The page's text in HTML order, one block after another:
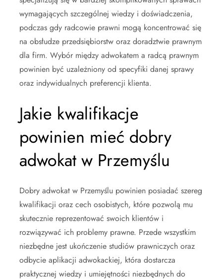
wymagających szczególnej wiedzy i doświadczenia,
podczas gdy radcowie prawni mogą koncentrować się
na obsłudze przedsiębiorstw oraz doradztwie prawnym
dla firm. Wybór między adwokatem a radcą prawnym
powinien być uzależniony od specyfiki danej sprawy
oraz indywidualnych preferencji klienta.
Jakie kwalifikacje
powinien mieć dobry
adwokat w Przemyślu
Dobry adwokat w Przemyślu powinien posiadać szereg
kwalifikacji oraz cech osobistych, które pozwolą mu
skutecznie reprezentować swoich klientów i
rozwiązywać ich problemy prawne. Przede wszystkim
niezbędne jest ukończenie studiów prawniczych oraz
odbycie aplikacji adwokackiej, która dostarcza
praktycznej wiedzy i umiejętności niezbędnych do